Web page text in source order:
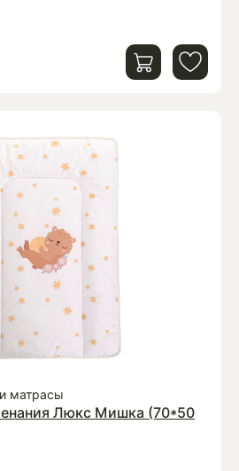
матрасы
Люкс Мишка (70*50